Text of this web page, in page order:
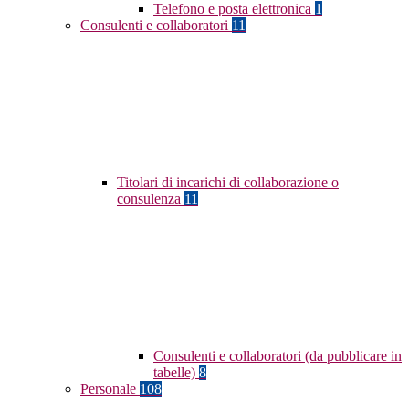
Telefono e posta elettronica 1
Consulenti e collaboratori 11
Titolari di incarichi di collaborazione o
consulenza 11
Consulenti e collaboratori (da pubblicare in
tabelle) 8
Personale 108